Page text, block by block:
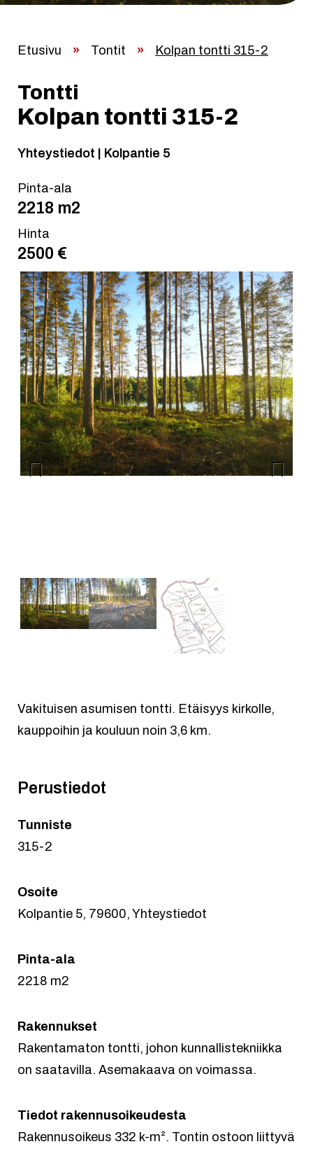
Etusivu » Tontit » Kolpan tontti 315-2
Tontti
Kolpan tontti 315-2
Yhteystiedot | Kolpantie 5
Pinta-ala
2218 m2
Hinta
2500 €
Vakituisen asumisen tontti. Etäisyys kirkolle,
kauppoihin ja kouluun noin 3,6 km.
Perustiedot
Tunniste
315-2
Osoite
Kolpantie 5, 79600, Yhteystiedot
Pinta-ala
2218 m2
Rakennukset
Rakentamaton tontti, johon kunnallistekniikka
on saatavilla. Asemakaava on voimassa.
Tiedot rakennusoikeudesta
Rakennusoikeus 332 k-m². Tontin ostoon liittyvä